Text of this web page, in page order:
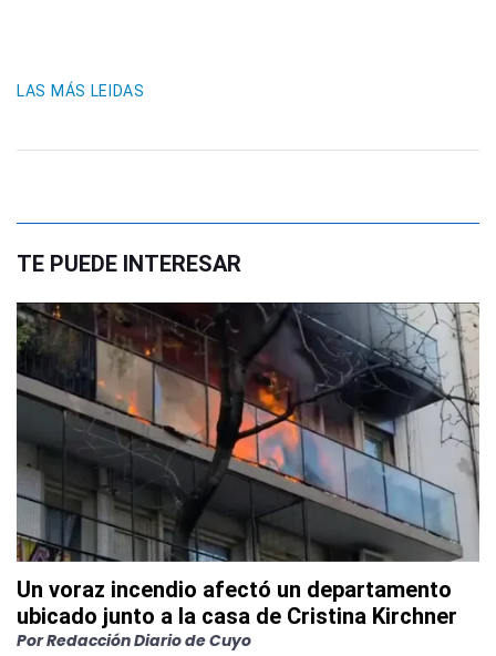
LAS MÁS LEIDAS
TE PUEDE INTERESAR
Un voraz incendio afectó un departamento
ubicado junto a la casa de Cristina Kirchner
PorRedacción Diario de Cuyo